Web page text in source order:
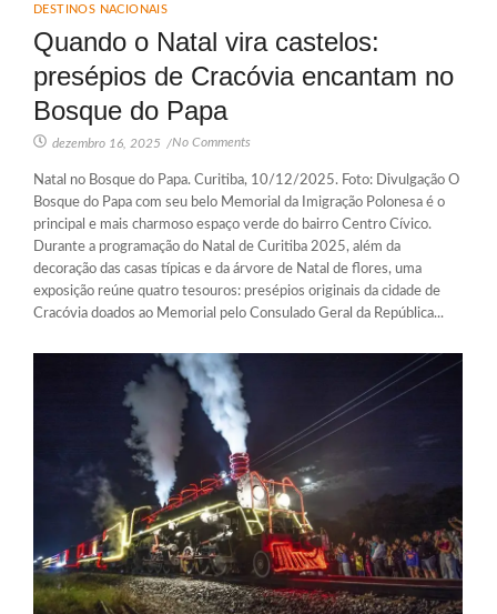
DESTINOS NACIONAIS
Quando o Natal vira castelos:
presépios de Cracóvia encantam no
Bosque do Papa
dezembro 16, 2025 /No Comments
Natal no Bosque do Papa. Curitiba, 10/12/2025. Foto: Divulgação O
Bosque do Papa com seu belo Memorial da Imigração Polonesa é o
principal e mais charmoso espaço verde do bairro Centro Cívico.
Durante a programação do Natal de Curitiba 2025, além da
decoração das casas típicas e da árvore de Natal de flores, uma
exposição reúne quatro tesouros: presépios originais da cidade de
Cracóvia doados ao Memorial pelo Consulado Geral da República...